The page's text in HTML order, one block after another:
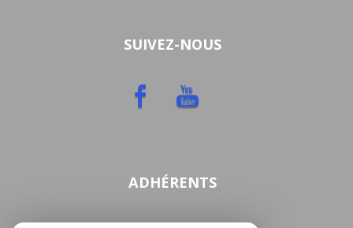
SUIVEZ-NOUS
ADHÉRENTS